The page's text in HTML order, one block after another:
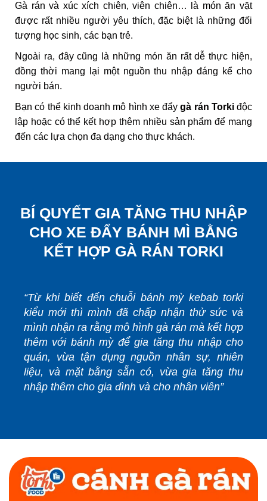
Gà rán và xúc xích chiên, viên chiên… là món ăn vặt
được rất nhiều người yêu thích, đặc biệt là những đối
tượng học sinh, các bạn trẻ.
Ngoài ra, đây cũng là những món ăn rất dễ thực hiện,
đồng thời mang lại một nguồn thu nhập đáng kể cho
người bán.
Bạn có thể kinh doanh mô hình xe đẩygà rán Torkiđộc
lập hoặc có thể kết hợp thêm nhiều sản phẩm để mang
đến các lựa chọn đa dạng cho thực khách.
BÍ QUYẾT GIA TĂNG THU NHẬP
CHO XE ĐẨY BÁNH MÌ BẰNG
KẾT HỢP GÀ RÁN TORKI
“Từ khi biết đến chuỗi bánh mỳ kebab torki
kiểu mới thì mình đã chấp nhận thử sức và
mình nhận ra rằng mô hình gà rán mà kết hợp
thêm với bánh mỳ để gia tăng thu nhập cho
quán, vừa tận dụng nguồn nhân sự, nhiên
liệu, và mặt bằng sẵn có, vừa gia tăng thu
nhập thêm cho gia đình và cho nhân viên”